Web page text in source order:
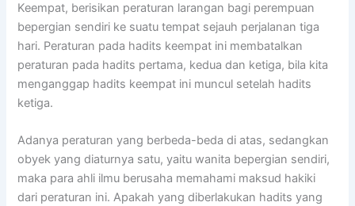
Keempat, berisikan peraturan larangan bagi perempuan
bepergian sendiri ke suatu tempat sejauh perjalanan tiga
hari. Peraturan pada hadits keempat ini membatalkan
peraturan pada hadits pertama, kedua dan ketiga, bila kita
menganggap hadits keempat ini muncul setelah hadits
ketiga.
Adanya peraturan yang berbeda-beda di atas, sedangkan
obyek yang diaturnya satu, yaitu wanita bepergian sendiri,
maka para ahli ilmu berusaha memahami maksud hakiki
dari peraturan ini. Apakah yang diberlakukan hadits yang